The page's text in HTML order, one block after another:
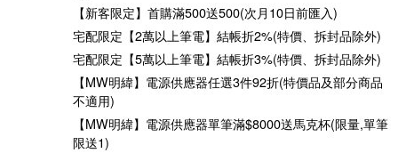
【新客限定】首購滿500送500(次月10日前匯入)
宅配限定【2萬以上筆電】結帳折2%(特價、拆封品除外)
宅配限定【5萬以上筆電】結帳折3%(特價、拆封品除外)
【MW明緯】電源供應器任選3件92折(特價品及部分商品
不適用)
【MW明緯】電源供應器單筆滿$8000送馬克杯(限量,單筆
限送1)